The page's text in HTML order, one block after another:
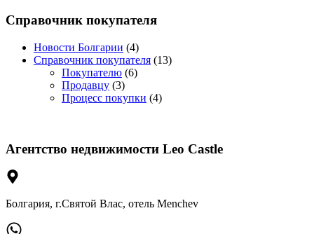
Справочник покупателя
Новости Болгарии (4)
Справочник покупателя (13)
Покупателю (6)
Продавцу (3)
Процесс покупки (4)
Агентство недвижимости Leo Castle
Болгария, г.Святой Влас, отель Menchev